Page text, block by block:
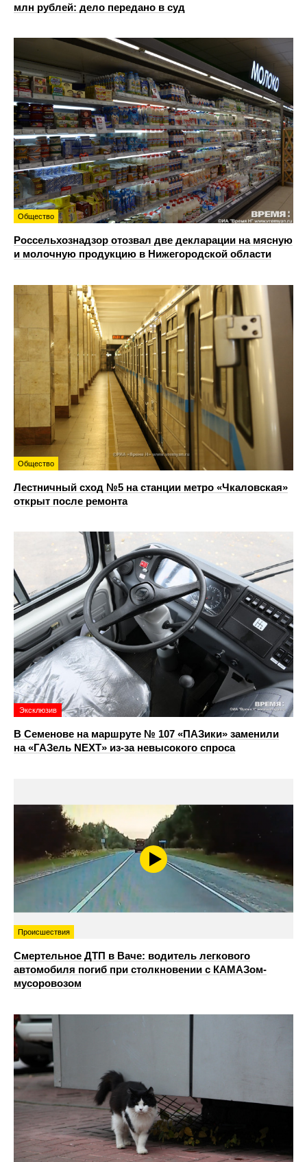
млн рублей: дело передано в суд
Общество
Россельхознадзор отозвал две декларации на мясную
и молочную продукцию в Нижегородской области
Общество
Лестничный сход №5 на станции метро «Чкаловская»
открыт после ремонта
Эксклюзив
В Семенове на маршруте № 107 «ПАЗики» заменили
на «ГАЗель NEXT» из‑за невысокого спроса
Происшествия
Смертельное ДТП в Ваче: водитель легкового
автомобиля погиб при столкновении с КАМАЗом-
мусоровозом